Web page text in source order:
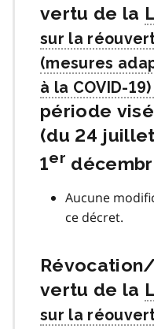
vertu de la
période
(du 24
1er
Aucune
ce décret.
vertu de la